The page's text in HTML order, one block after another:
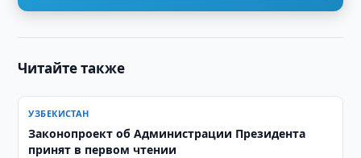
Читайте также
УЗБЕКИСТАН
Законопроект об Администрации Президента
принят в первом чтении